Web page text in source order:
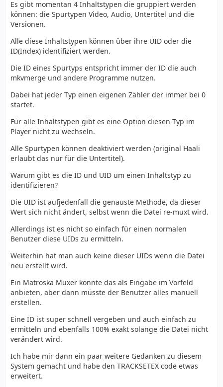
Es gibt momentan 4 Inhaltstypen die gruppiert werden
können: die Spurtypen Video, Audio, Untertitel und die
Versionen.
Alle diese Inhaltstypen können über ihre UID oder die
ID(Index) identifiziert werden.
Die ID eines Spurtyps entspricht immer der ID die auch
mkvmerge und andere Programme nutzen.
Dabei hat jeder Typ einen eigenen Zähler der immer bei 0
startet.
Für alle Inhaltstypen gibt es eine Option diesen Typ im
Player nicht zu wechseln.
Alle Spurtypen können deaktiviert werden (original Haali
erlaubt das nur für die Untertitel).
Warum gibt es die ID und UID um einen Inhaltstyp zu
identifizieren?
Die UID ist aufjedenfall die genauste Methode, da dieser
Wert sich nicht ändert, selbst wenn die Datei re-muxt wird.
Allerdings ist es nicht so einfach für einen normalen
Benutzer diese UIDs zu ermitteln.
Weiterhin hat man auch keine dieser UIDs wenn die Datei
neu erstellt wird.
Ein Matroska Muxer könnte das als Eingabe im Vorfeld
anbieten, aber dann müsste der Benutzer alles manuell
erstellen.
Eine ID ist super schnell vergeben und auch einfach zu
ermitteln und ebenfalls 100% exakt solange die Datei nicht
verändert wird.
Ich habe mir dann ein paar weitere Gedanken zu diesem
System gemacht und habe den TRACKSETEX code etwas
erweitert.